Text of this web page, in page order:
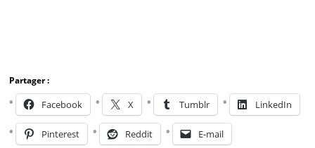
Partager :
Facebook X Tumblr LinkedIn
Pinterest Reddit E-mail